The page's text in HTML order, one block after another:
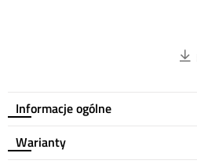
Informacje ogólne
Warianty